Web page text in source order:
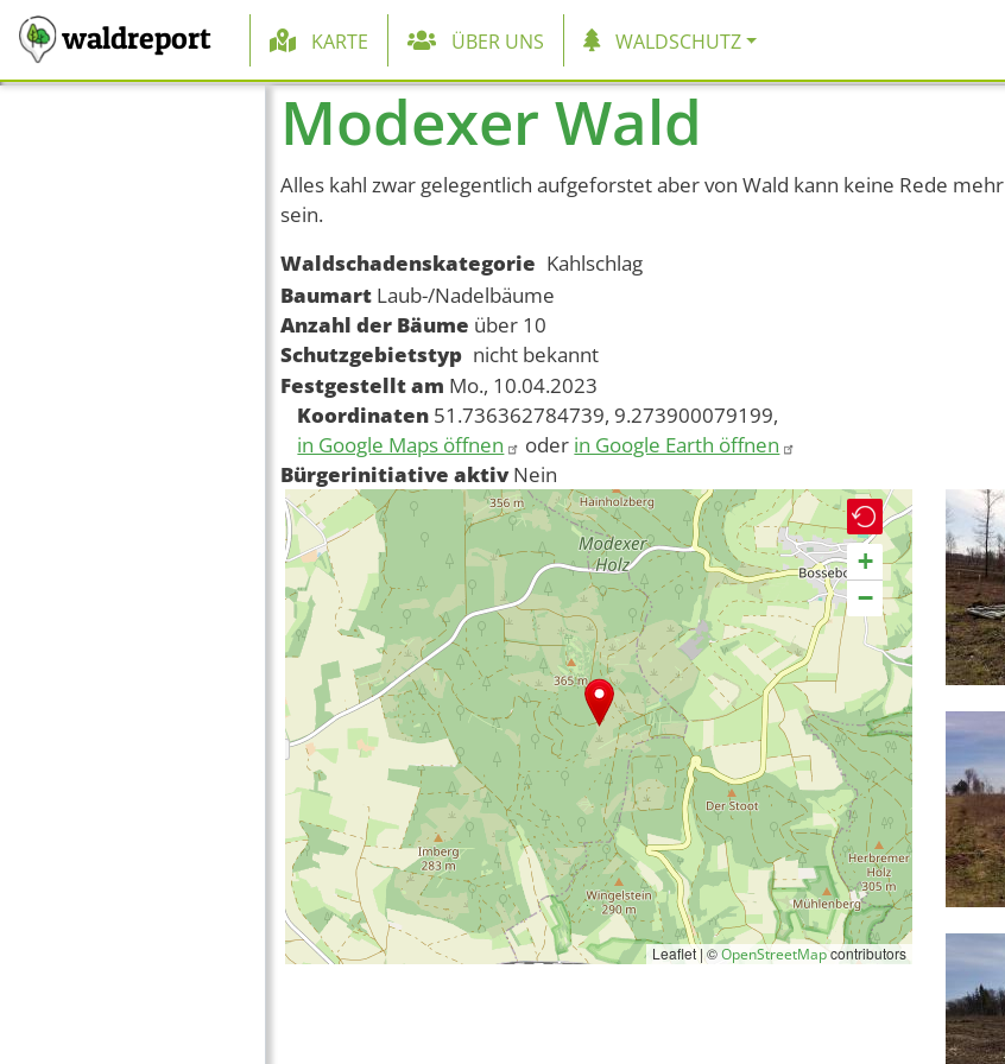
waldreport Hauptnavigation
KARTE ÜBER UNS WALDSCHUTZ
Modexer Wald
Alles kahl zwar gelegentlich aufgeforstet aber von Wald kann keine Rede mehr
sein.
Waldschadenskategorie Kahlschlag
Baumart Laub-/Nadelbäume
Anzahl der Bäume über 10
Schutzgebietstyp nicht bekannt
Festgestellt am Mo., 10.04.2023
Koordinaten 51.736362784739, 9.273900079199,
in Google Maps öffnen
oder in Google Earth öffnen
Bürgerinitiative aktiv Nein
+
−
Leaflet | ©OpenStreetMapcontributors